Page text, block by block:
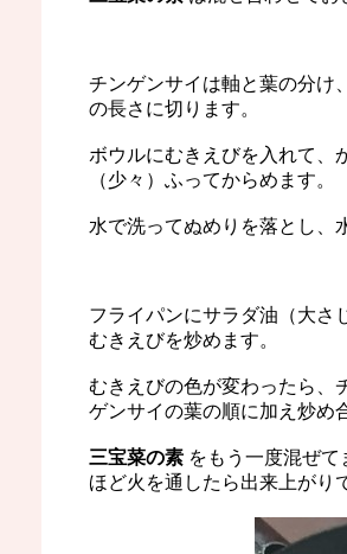
チンゲンサイは軸と葉の分け
の長さに切ります。
ボウルにむきえびを入れて、
（少々）ふってからめます。
水で洗ってぬめりを落とし、
フライパンにサラダ油（大さ
むきえびを炒めます。
むきえびの色が変わったら、
ゲンサイの葉の順に加え炒め
三宝菜の素 をもう一度混ぜ
ほど火を通したら出来上がり